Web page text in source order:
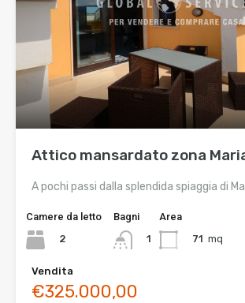
Attico mansardato zona
A pochi passi dalla splendida spiaggia di
Camere da letto
2
Bagni
1
Area
71 mq
Vendita
€325.000,00